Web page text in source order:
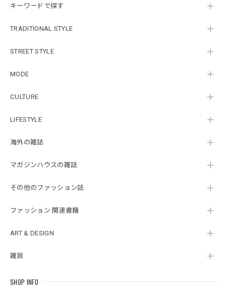
キーワードで探す
TRADITIONAL STYLE
STREET STYLE
MODE
CULTURE
LIFESTYLE
海外の雑誌
マガジンハウスの雑誌
その他のファッション誌
ファッション 関連書籍
ART & DESIGN
雑貨
SHOP INFO